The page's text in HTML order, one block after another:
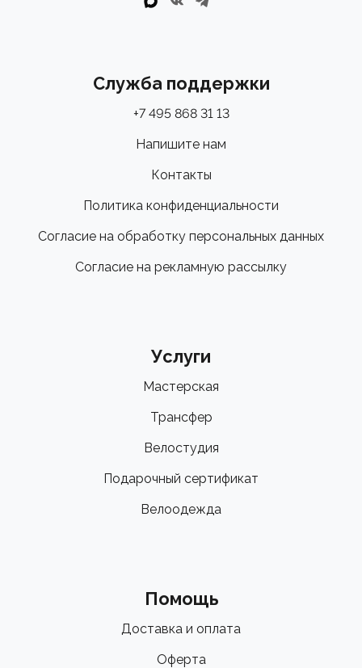
Служба поддержки
+7 495 868 31 13
Напишите нам
Контакты
Политика конфиденциальности
Согласие на обработку персональных данных
Согласие на рекламную рассылку
Услуги
Мастерская
Трансфер
Велостудия
Подарочный сертификат
Велоодежда
Помощь
Доставка и оплата
Оферта